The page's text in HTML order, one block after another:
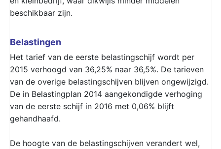
beschikbaar zijn.
Belastingen
Het tarief van de eerste belastingschijf wordt per
2015 verhoogd van 36,25% naar 36,5%. De tarieven
van de overige belastingschijven blijven ongewijzigd.
De in Belastingplan 2014 aangekondigde verhoging
van de eerste schijf in 2016 met 0,06% blijft
gehandhaafd.
De hoogte van de belastingschijven verandert wel,